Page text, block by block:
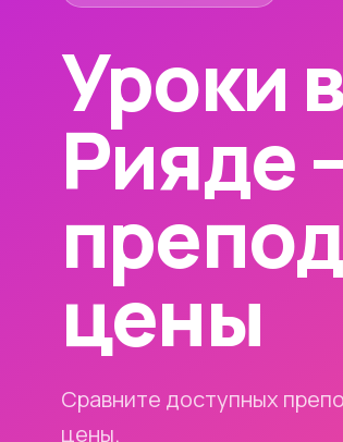
Уроки
Рияде
цены
Сравните доступных
цены.